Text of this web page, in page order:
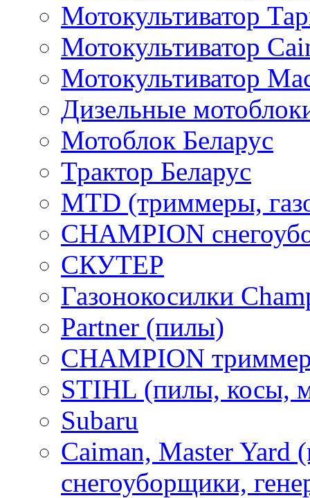
Мотокультиватор
Мотокультиватор
Мотокультиватор
Дизельные
Мотоблок Беларус
Трактор Беларус
MTD (триммеры,
CHAMPION
СКУТЕР
Газонокосилки
Partner (пилы)
CHAMPION
STIHL (пилы, косы,
Subaru
Caiman, Master Yard
снегоуборщики,